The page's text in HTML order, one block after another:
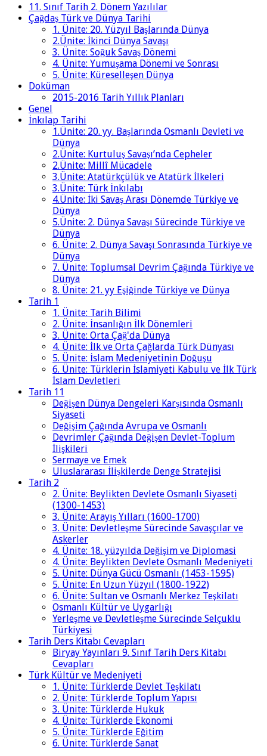
11. Sınıf Tarih 2. Dönem Yazılılar
Çağdaş Türk ve Dünya Tarihi
1. Ünite: 20. Yüzyıl Başlarında Dünya
2.Ünite: İkinci Dünya Savaşı
3. Ünite: Soğuk Savaş Dönemi
4. Ünite: Yumuşama Dönemi ve Sonrası
5. Ünite: Küreselleşen Dünya
Doküman
2015-2016 Tarih Yıllık Planları
Genel
İnkılap Tarihi
1.Ünite: 20. yy. Başlarında Osmanlı Devleti ve
Dünya
2.Ünite: Kurtuluş Savaşı’nda Cepheler
2.Ünite: Millî Mücadele
3.Ünite: Atatürkçülük ve Atatürk İlkeleri
3.Ünite: Türk İnkılabı
4.Ünite: İki Savaş Arası Dönemde Türkiye ve
Dünya
5.Ünite: 2. Dünya Savaşı Sürecinde Türkiye ve
Dünya
6. Ünite: 2. Dünya Savaşı Sonrasında Türkiye ve
Dünya
7. Ünite: Toplumsal Devrim Çağında Türkiye ve
Dünya
8. Ünite: 21. yy Eşiğinde Türkiye ve Dünya
Tarih 1
1. Ünite: Tarih Bilimi
2. Ünite: İnsanlığın İlk Dönemleri
3. Ünite: Orta Çağ'da Dünya
4. Ünite: İlk ve Orta Çağlarda Türk Dünyası
5. Ünite: İslam Medeniyetinin Doğuşu
6. Ünite: Türklerin İslamiyeti Kabulu ve İlk Türk
İslam Devletleri
Tarih 11
Değişen Dünya Dengeleri Karşısında Osmanlı
Siyaseti
Değişim Çağında Avrupa ve Osmanlı
Devrimler Çağında Değişen Devlet-Toplum
İlişkileri
Sermaye ve Emek
Uluslararası İlişkilerde Denge Stratejisi
Tarih 2
2. Ünite: Beylikten Devlete Osmanlı Siyaseti
(1300-1453)
3. Ünite: Arayış Yılları (1600-1700)
3. Ünite: Devletleşme Sürecinde Savaşçılar ve
Askerler
4. Ünite: 18. yüzyılda Değişim ve Diplomasi
4. Ünite: Beylikten Devlete Osmanlı Medeniyeti
5. Ünite: Dünya Gücü Osmanlı (1453-1595)
5. Ünite: En Uzun Yüzyıl (1800-1922)
6. Ünite: Sultan ve Osmanlı Merkez Teşkilatı
Osmanlı Kültür ve Uygarlığı
Yerleşme ve Devletleşme Sürecinde Selçuklu
Türkiyesi
Tarih Ders Kitabı Cevapları
Biryay Yayınları 9. Sınıf Tarih Ders Kitabı
Cevapları
Türk Kültür ve Medeniyeti
1. Ünite: Türklerde Devlet Teşkilatı
2. Ünite: Türklerde Toplum Yapısı
3. Ünite: Türklerde Hukuk
4. Ünite: Türklerde Ekonomi
5. Ünite: Türklerde Eğitim
6. Ünite: Türklerde Sanat